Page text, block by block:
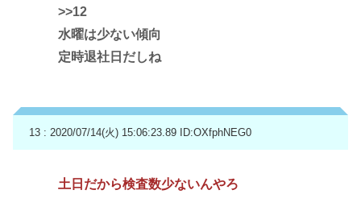
>>12
水曜は少ない傾向
定時退社日だしね
13 : 2020/07/14(火) 15:06:23.89 ID:OXfphNEG0
土日だから検査数少ないんやろ